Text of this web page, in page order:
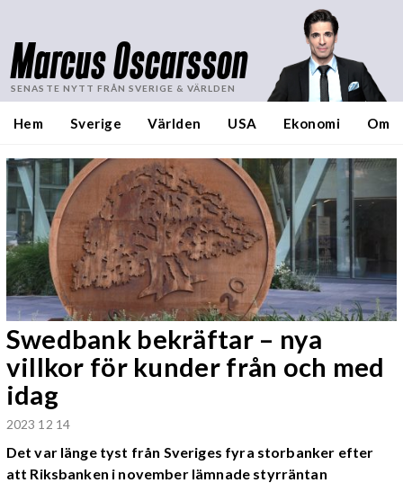
Marcus Oscarsson
SENASTE NYTT FRÅN SVERIGE & VÄRLDEN
Hem Sverige Världen USA Ekonomi Om
Swedbank bekräftar – nya
villkor för kunder från och med
idag
2023 12 14
Det var länge tyst från Sveriges fyra storbanker efter
att Riksbanken i november lämnade styrräntan